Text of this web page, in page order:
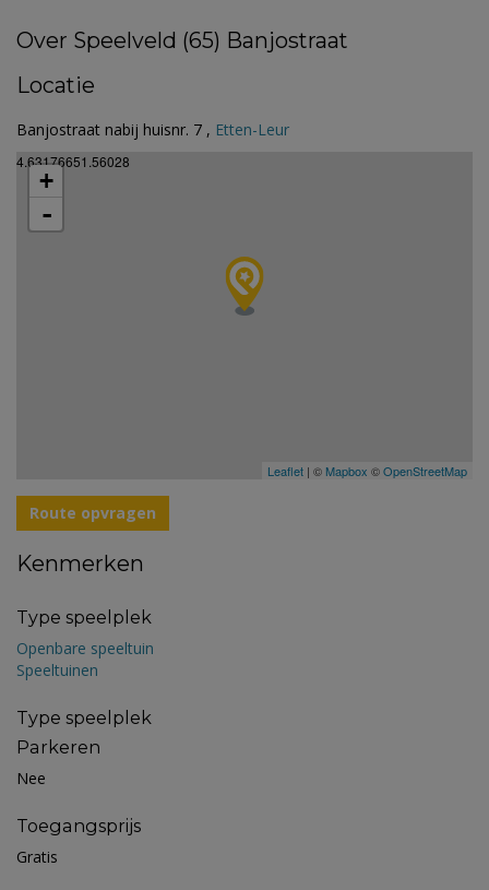
Over Speelveld (65) Banjostraat
Locatie
Banjostraat nabij huisnr. 7 , Etten-Leur
4.63176651.56028
+
-
Leaflet | © Mapbox ©OpenStreetMap
Route opvragen
Kenmerken
Type speelplek
Openbare speeltuin
Speeltuinen
Type speelplek
Parkeren
Nee
Toegangsprijs
Gratis